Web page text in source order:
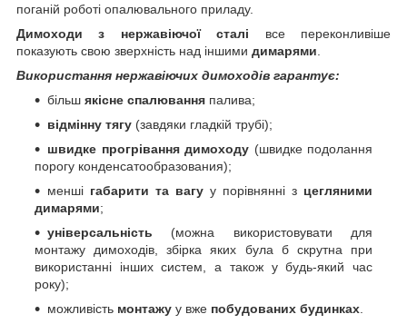
поганій роботі опалювального приладу.
Димоходи з нержавіючої сталі все переконливіше
показують свою зверхність над іншими димарями
Використання нержавіючих димоходів гарантує:
більш якісне спалювання палива;
відмінну тягу (завдяки гладкій трубі);
швидке прогрівання димоходу (швидке подолання
порогу конденсатообразования);
менші габарити та вагу у порівнянні з цегляними
димарями;
універсальність (можна використовувати для
монтажу димоходів, збірка яких була б скрутна при
використанні інших систем, а також у будь-який час
року);
можливість монтажу у вже побудованих будинках